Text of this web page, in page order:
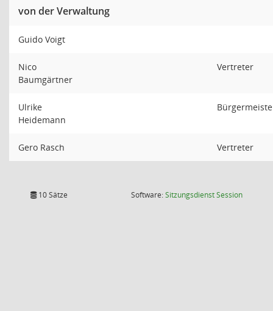
von der Verwaltung
Guido Voigt
Nico
Baumgärtner
Vertreter
Ulrike
Heidemann
Gero Rasch Vertreter
10 Sätze Software:SitzungsdienstSession(Wird in